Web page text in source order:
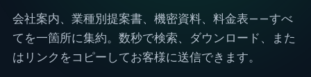
会社案内、業種別提案書、機密資料、料金表——すべ
てを一箇所に集約。数秒で検索、ダウンロード、また
はリンクをコピーしてお客様に送信できます。